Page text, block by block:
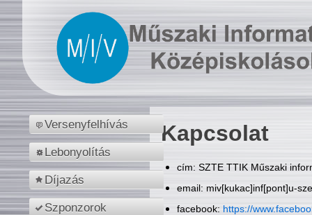
Versenyfelhívás
Lebonyolítás
Díjazás
Szponzorok
Kapcsolat
cím: SZTE TTIK Műszaki
email: miv[kukac]inf[pont]u-
facebook: https://